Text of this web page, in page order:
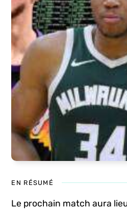
EN RÉSUMÉ
Le prochain match aura